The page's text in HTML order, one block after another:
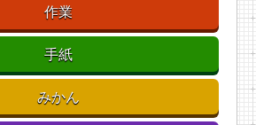
作業
手紙
みかん